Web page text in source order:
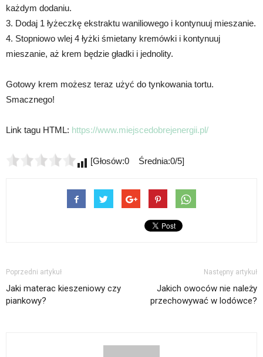
każdym dodaniu.
3. Dodaj 1 łyżeczkę ekstraktu waniliowego i kontynuuj mieszanie.
4. Stopniowo wlej 4 łyżki śmietany kremówki i kontynuuj
mieszanie, aż krem będzie gładki i jednolity.
Gotowy krem możesz teraz użyć do tynkowania tortu.
Smacznego!
Link tagu HTML: https://www.miejscedobrejenergii.pl/
[Głosów:0 Średnia:0/5]
Poprzedni artykuł
Jaki materac kieszeniowy czy
piankowy?
Następny artykuł
Jakich owoców nie należy
przechowywać w lodówce?